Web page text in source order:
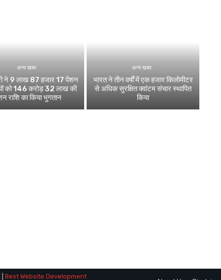
अन्य खबर
ने 9 लाख 87 हजार 17 पेंशन
को 146 करोड़ 32 लाख की
राशि का किया भुगतान
अन्य खबर
भारत ने तीन वर्षों में एक हजार किलोमीटर
से अधिक सुरक्षित क्वांटम संचार स्थापित
किया
Best Website Development